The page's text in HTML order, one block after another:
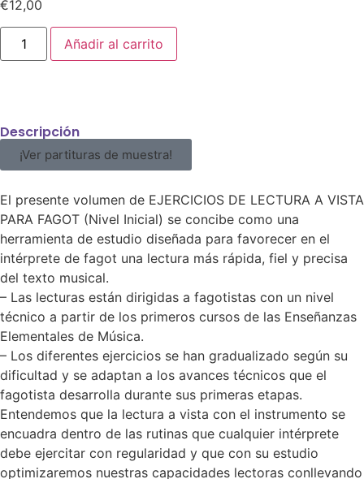
€12,00
Añadir al carrito
Descripción
¡Ver partituras de muestra!
El presente volumen de EJERCICIOS DE LECTURA A VISTA
PARA FAGOT (Nivel Inicial) se concibe como una
herramienta de estudio diseñada para favorecer en el
intérprete de fagot una lectura más rápida, fiel y precisa
del texto musical.
– Las lecturas están dirigidas a fagotistas con un nivel
técnico a partir de los primeros cursos de las Enseñanzas
Elementales de Música.
– Los diferentes ejercicios se han gradualizado según su
dificultad y se adaptan a los avances técnicos que el
fagotista desarrolla durante sus primeras etapas.
Entendemos que la lectura a vista con el instrumento se
encuadra dentro de las rutinas que cualquier intérprete
debe ejercitar con regularidad y que con su estudio
optimizaremos nuestras capacidades lectoras conllevando